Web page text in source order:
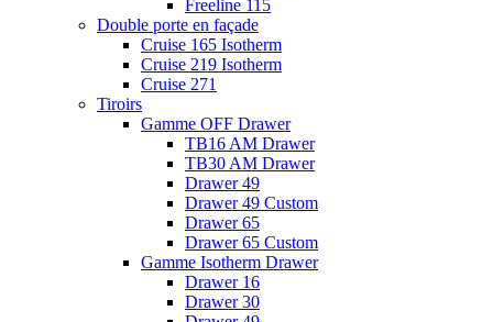
Freeline 115
Double porte en façade
Cruise 165 Isotherm
Cruise 219 Isotherm
Cruise 271
Tiroirs
Gamme OFF Drawer
TB16 AM Drawer
TB30 AM Drawer
Drawer 49
Drawer 49 Custom
Drawer 65
Drawer 65 Custom
Gamme Isotherm Drawer
Drawer 16
Drawer 30